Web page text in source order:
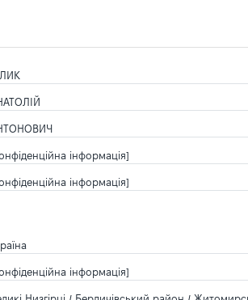
інформація]
інформація]
інформація]